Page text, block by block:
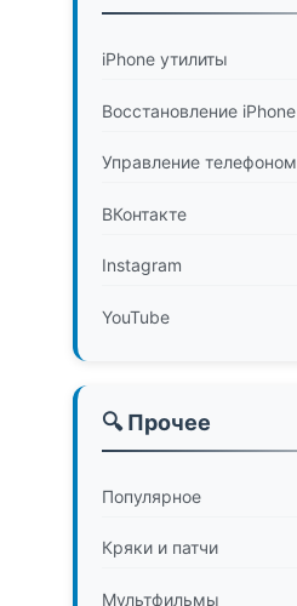
iPhone утилиты
Восстановление iPhone
Управление телефоном
ВКонтакте
Instagram
YouTube
🔍 Прочее
Популярное
Кряки и патчи
Мультфильмы